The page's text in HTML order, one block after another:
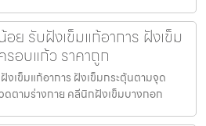
ย รับฝังเข็มแก้อาการ ฝังเข็ม
อบแก้ว ราคาถูก
เข็มแก้อาการ ฝังเข็มกระตุ้นตามจุด
ดตามร่างกาย คลีนิกฝังเข็มบางกอก